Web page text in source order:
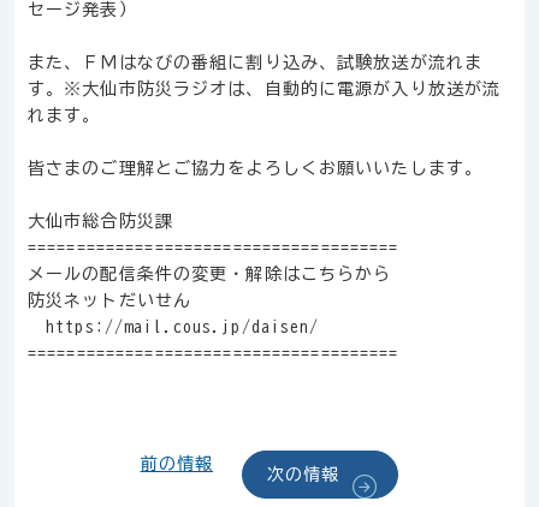
セージ発表）
また、ＦＭはなびの番組に割り込み、試験放送が流れま
す。※大仙市防災ラジオは、自動的に電源が入り放送が流
れます。
皆さまのご理解とご協力をよろしくお願いいたします。
大仙市総合防災課
======================================
メールの配信条件の変更・解除はこちらから
防災ネットだいせん
https://mail.cous.jp/daisen/
======================================
前の情報
次の情報